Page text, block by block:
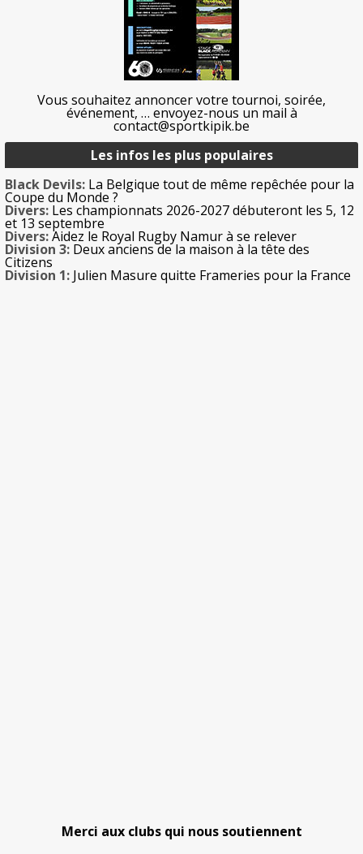
Vous souhaitez annoncer votre tournoi, soirée,
événement, … envoyez-nous un mail à
contact@sportkipik.be
Les infos les plus populaires
Black Devils: La Belgique tout de même repêchée pour la
Coupe du Monde ?
Divers: Les championnats 2026-2027 débuteront les 5, 12
et 13 septembre
Divers:Aidez le Royal Rugby Namur à se relever
Division 3: Deux anciens de la maison à la tête des
Citizens
Division 1: Julien Masure quitte Frameries pour la France
Merci aux clubs qui nous soutiennent